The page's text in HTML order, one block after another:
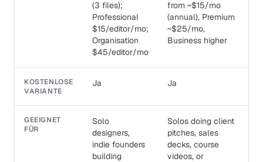
(3 files);
Professional
$15/editor/mo;
Organisation
$45/editor/mo
from ~$15/mo
(annual), Premium
~$25/mo,
Business higher
KOSTENLOSE
VARIANTE
Ja Ja
GEEIGNET
FÜR
Solo
designers,
indie founders
building
Solos doing client
pitches, sales
decks, course
videos, or